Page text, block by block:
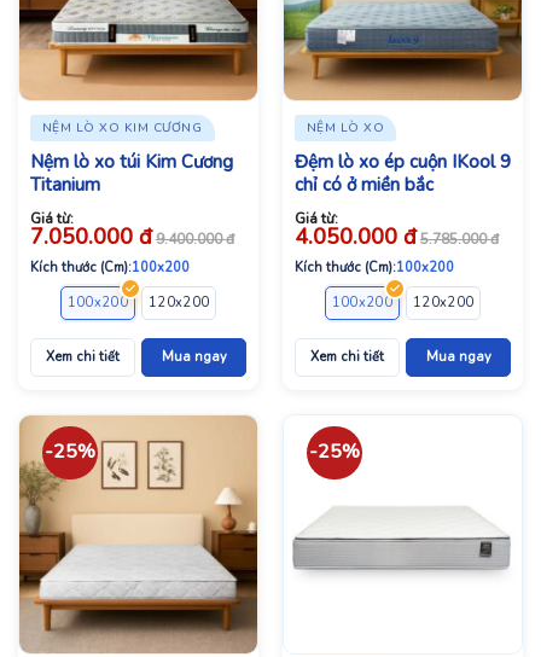
NỆM LÒ XO KIM CƯƠNG
Nệm lò xo túi Kim Cương
Titanium
Giá từ:
7.050.000 đ 9.400.000đ
Kích thước (Cm):100x200
100x200
120x200 160x200 180x200
Xem chi tiết Mua ngay
NỆM LÒ XO
Đệm lò xo ép cuộn IKool 9
chỉ có ở miền bắc
Giá từ:
4.050.000 đ 5.785.000đ
Kích thước (Cm):100x200
100x200
120x200
Xem chi tiết Mua ngay
-25% -25%